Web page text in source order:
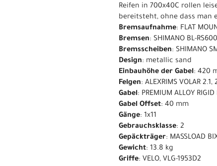
Reifen in 700x40C rollen
bereitsteht, ohne dass man
Bremsaufnahme: FLAT
Bremsen: SHIMANO BL-
Bremsscheiben: SHIMANO
Design: metallic sand
Einbauhöhe der Gabel: 420
Felgen: ALEXRIMS VOLAR
Gabel: PREMIUM ALLOY
Gabel Offset: 40 mm
Gänge: 1x11
Gebrauchsklasse: 2
Gepäckträger: MASSLOAD
Gewicht: 13.8 kg
Griffe: VELO, VLG-1953D2